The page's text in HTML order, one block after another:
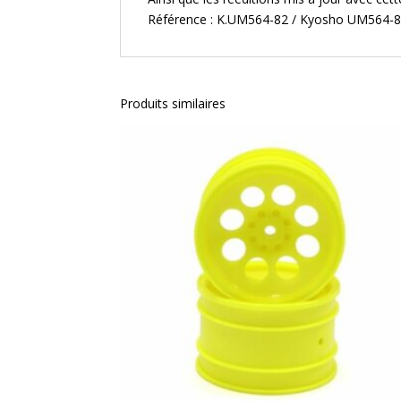
Référence : K.UM564-82 / KyoshoUM564-
Produits similaires